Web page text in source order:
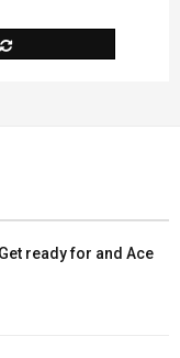
ready for and Ace